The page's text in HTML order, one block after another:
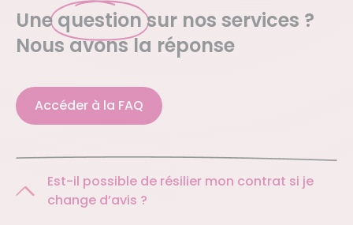
Une question sur nos services ?
Nous avons la réponse
Accéder à la FAQ
Est-il possible de résilier mon contrat si je
change d’avis ?